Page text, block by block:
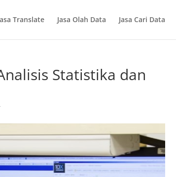
Translate Jasa Olah Data Jasa Cari Data
Statistika dan